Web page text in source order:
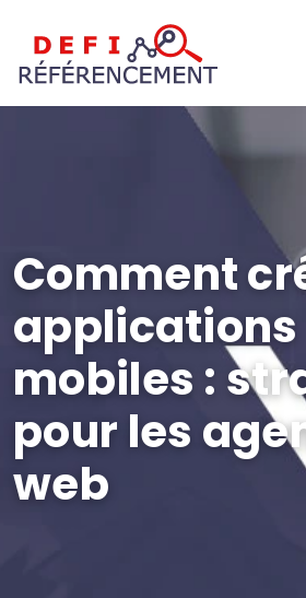
Comment
applications
mobiles :
pour les
web